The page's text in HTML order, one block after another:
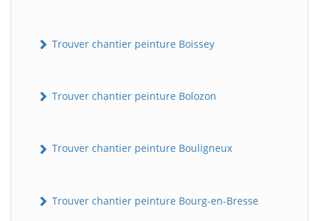
Trouver chantier peinture Boissey
Trouver chantier peinture Bolozon
Trouver chantier peinture Bouligneux
Trouver chantier peinture Bourg-en-Bresse